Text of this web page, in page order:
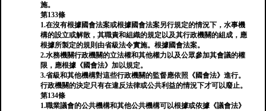
施。
第133條
1.在沒有根據國會法案或根據國會法案另行規定的情況下，水事機
構的設立或解散，其職責和組織的規定以及其行政機關的組成，應
根據所製定的規則由省級法令實施。根據國會法案。
2.水務機關行政機關的立法權和其他權力以及公眾參加其會議的權
限，應根據《國會法》加以規定。
3.省級和其他機構對這些行政機關的監督應依照《國會法》進行。
行政機關的決定只有在違反法律或公共利益的情況下才可以廢止。
第134條
1.職業議會的公共機構和其他公共機構可以根據或依據《議會法》